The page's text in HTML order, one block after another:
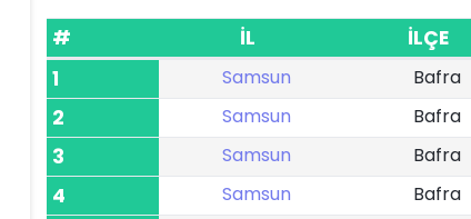
# İL
İLÇE
1
Samsun Bafra
2 Samsun Bafra
3 Samsun Bafra
4 Samsun Bafra